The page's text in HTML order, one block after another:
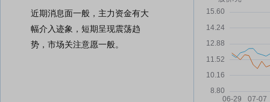
近期消息面一般，主力资金有大
幅介入迹象，短期呈现震荡趋
势，市场关注意愿一般。